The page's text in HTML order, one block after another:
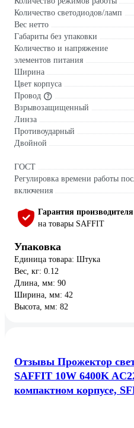
Количество светодиодов/ламп
Вес нетто
Габариты без упаковки
Количество и напряжение
элементов питания
Ширина
Цвет корпуса
Провод
Взрывозащищенный
Линза
Противоударный
Двойной
ГОСТ
Регулировка времени работы
включения
Гарантия
на товары SAFFIT
Упаковка
Единица товара: Штука
Вес, кг: 0.12
Длина, мм: 90
Ширина, мм: 42
Высота, мм: 82
Отзывы Прожектор
SAFFIT 10W 6400K
компактном корпусе,